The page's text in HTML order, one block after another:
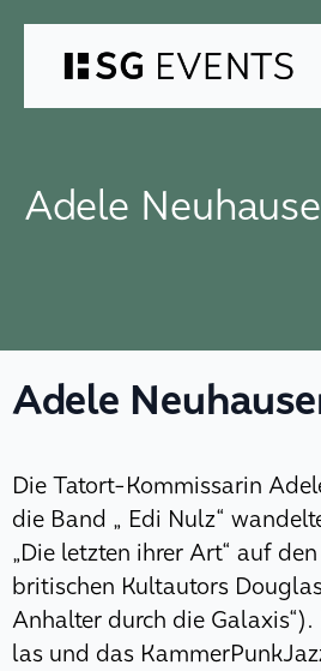
springen
Adele
Adele
Die Tatort-Kommissarin
die Band „ Edi Nulz“
„Die letzten ihrer Art“ auf
britischen Kultautors
Anhalter durch die
las und das